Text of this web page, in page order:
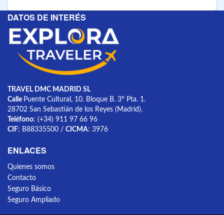
DATOS DE INTERÉS
TRAVEL DMC MADRID SL
Calle Puente Cultural, 10. Bloque B. 3º Pta. 1.
28702 San Sebastián de los Reyes (Madrid).
Teléfono: (+34) 911 97 66 96
CIF: B88335500 / CICMA: 3976
ENLACES
Quienes somos
Contacto
Seguro Básico
Seguro Ampliado